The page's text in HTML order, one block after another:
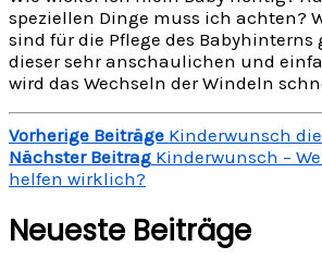
speziellen Dinge muss ich achten?
sind für die Pflege des Babyhinterns
dieser sehr anschaulichen und
wird das Wechseln der Windeln
Vorherige Beiträge Kinderwunsch
Nächster Beitrag Kinderwunsch –
helfen wirklich?
Neueste Beiträge